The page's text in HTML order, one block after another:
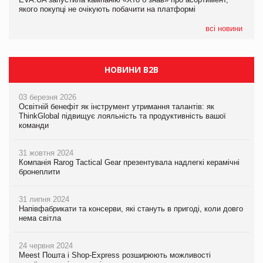
якого покупці не очікують побачити на платформі
всі новини
Мережа супермаркетів VARUS купує мережу магазинів
НОВИНИ B2B
03 березня 2026
Освітній бенефіт як інструмент утримання талантів: як
ThinkGlobal підвищує лояльність та продуктивність вашої
команди
31 жовтня 2024
Компанія Rarog Tactical Gear презентувала надлегкі керамічні
бронеплити
31 липня 2024
Напівфабрикати та консерви, які стануть в пригоді, коли довго
нема світла
24 червня 2024
Meest Пошта і Shop-Express розширюють можливості